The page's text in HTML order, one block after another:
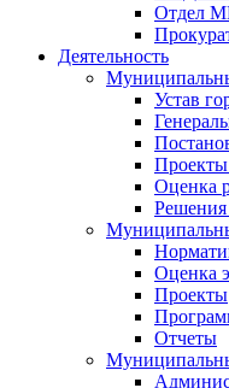
Отдел
Деятельность
Устав
Оценка
Решения
Оценка
Проекты
Отчеты